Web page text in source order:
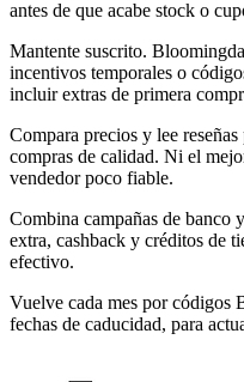
antes de que acabe stock o
Mantente suscrito.
incentivos temporales o
incluir extras de primera
Compara precios y lee
compras de calidad. Ni el
vendedor poco fiable.
Combina campañas de banco
extra, cashback y créditos de
efectivo.
Vuelve cada mes por códigos
fechas de caducidad, para